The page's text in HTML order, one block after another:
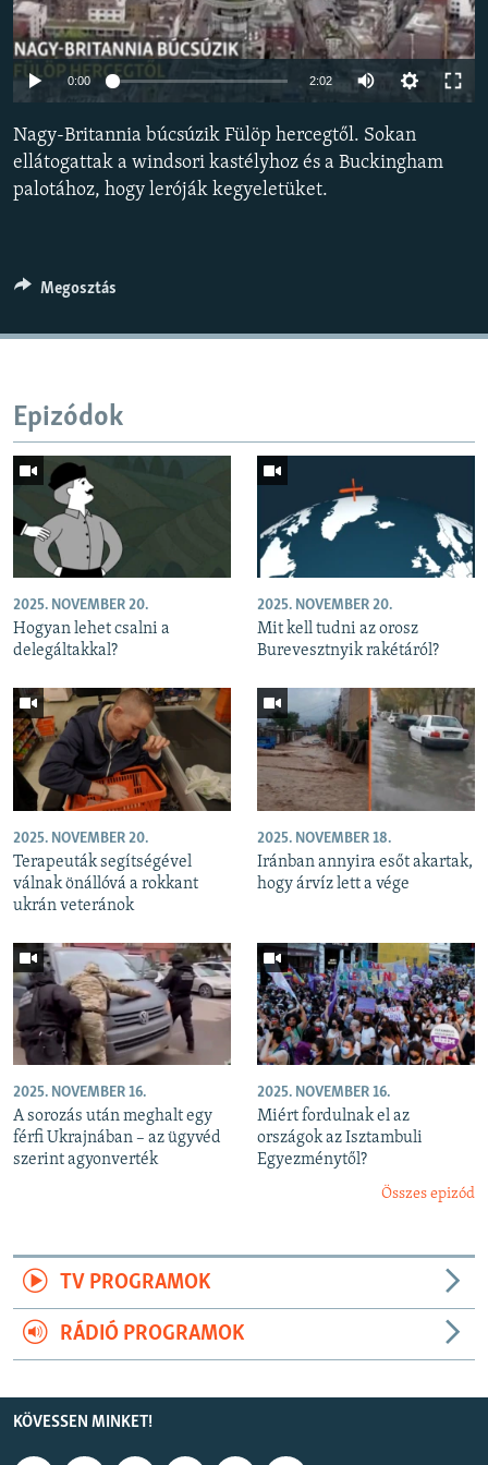
EURÓPAI UNIÓ
VILÁG
KLÍMAVÁLTOZÁS
A MÚLT TANULSÁGAI
KÖVESSEN MINKET!
Valamennyi RFE/RL weboldal
Auto 240p
0:00 2:02
Nagy-Britannia búcsúzik Fülöp hercegtől. Sokan
ellátogattak a windsori kastélyhoz és a Buckingham
palotához, hogy leróják kegyeletüket.
Megosztás
Epizódok
2025. NOVEMBER 20.
Hogyan lehet csalni a
delegáltakkal?
2025. NOVEMBER 20.
Mit kell tudni az orosz
Burevesztnyik rakétáról?
2025. NOVEMBER 20.
Terapeuták segítségével
válnak önállóvá a rokkant
ukrán veteránok
2025. NOVEMBER 18.
Iránban annyira esőt akartak,
hogy árvíz lett a vége
2025. NOVEMBER 16.
A sorozás után meghalt egy
férfi Ukrajnában – az ügyvéd
szerint agyonverték
2025. NOVEMBER 16.
Miért fordulnak el az
országok az Isztambuli
Egyezménytől?
Összes epizód
TV PROGRAMOK
RÁDIÓ PROGRAMOK
KÖVESSEN MINKET!